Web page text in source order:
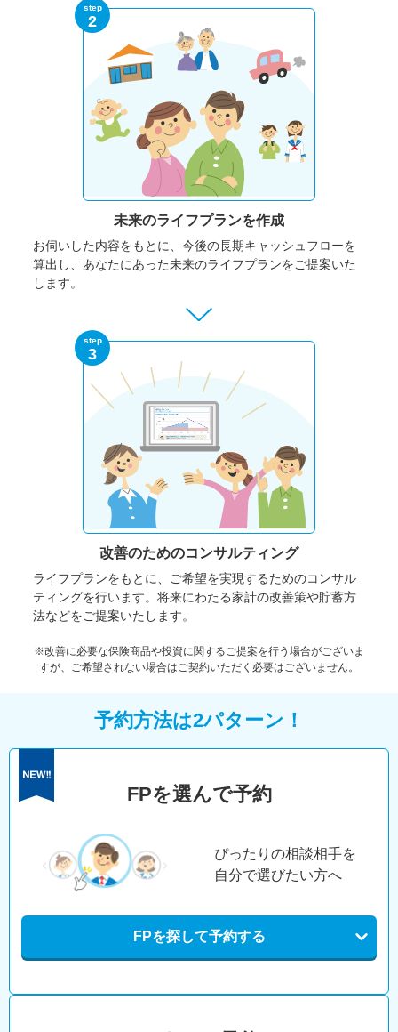
step
2
未来のライフプランを作成
お伺いした内容をもとに、今後の長期キャッシュフローを
算出し、あなたにあった未来のライフプランをご提案いた
します。
step
3
改善のためのコンサルティング
ライフプランをもとに、ご希望を実現するためのコンサル
ティングを行います。将来にわたる家計の改善策や貯蓄方
法などをご提案いたします。
※改善に必要な保険商品や投資に関するご提案を行う場合がございま
すが、ご希望されない場合はご契約いただく必要はございません。
予約方法は2パターン！
FPを選んで予約
ぴったりの相談相手を
自分で選びたい方へ
FPを探して予約する